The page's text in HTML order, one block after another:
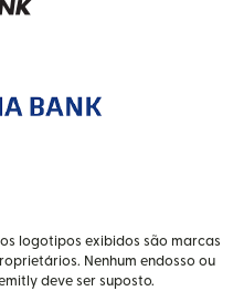
logotipos exibidos são marcas
Nenhum endosso ou
deve ser suposto.